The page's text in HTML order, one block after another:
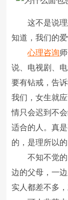
字体
这不是说理
知道，我们的
心理咨询
说、电视剧、
要有钻戒，告
我们，女生就
情只会迟到不
适合的人。真
的，是理所以
不知不觉的
边的父母，一
实人都差不多